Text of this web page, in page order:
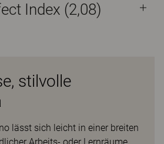
Index (2,08)
stilvolle
lässt sich leicht in einer breiten